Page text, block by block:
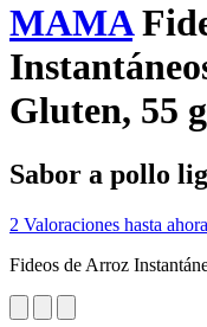
MAMA
Gluten, 55 g
Sabor a pollo
2 Valoraciones hasta ahora
Fideos de Arroz